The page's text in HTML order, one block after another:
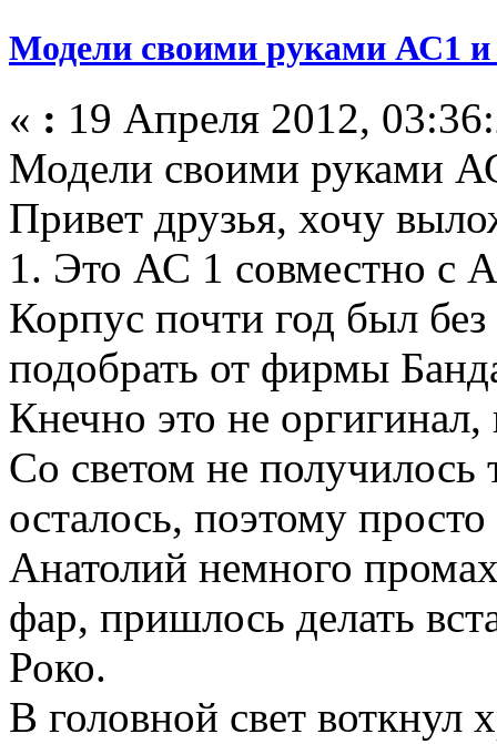
Модели своими руками АС1 и
« : 19 Апреля 2012,
Модели своими руками
Привет друзья, хочу
1. Это АС 1 совместно с
Корпус почти год был
подобрать от фирмы
Кнечно это не
Со светом не получилось
осталось, поэтому просто
Анатолий немного
фар, пришлось делать
Роко.
В головной свет воткнул